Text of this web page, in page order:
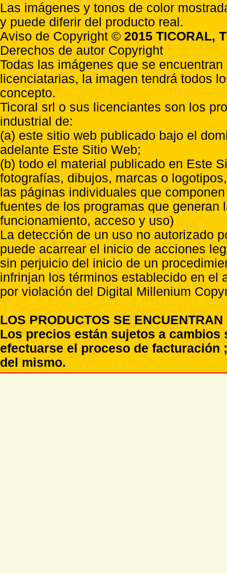
Las imágenes y tonos de color
y puede diferir del producto real.
Aviso de Copyright © 2015 TICORAL,
Derechos de autor Copyright
Todas las imágenes que se
licenciatarias, la imagen tendrá todos
concepto.
Ticoral srl o sus licenciantes son los
industrial de:
(a) este sitio web publicado bajo el
adelante Este Sitio Web;
(b) todo el material publicado en Este
fotografías, dibujos, marcas o
las páginas individuales que
fuentes de los programas que
funcionamiento, acceso y uso)
La detección de un uso no autorizado
puede acarrear el inicio de acciones
sin perjuicio del inicio de un
infrinjan los términos establecido en el
por violación del Digital Millenium
LOS PRODUCTOS SE
Los precios están sujetos a
efectuarse el proceso de
del mismo.